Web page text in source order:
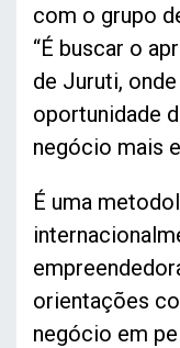
com o grupo
“É buscar o
de Juruti,
oportunidade
negócio mais
É uma
orientações
negócio em